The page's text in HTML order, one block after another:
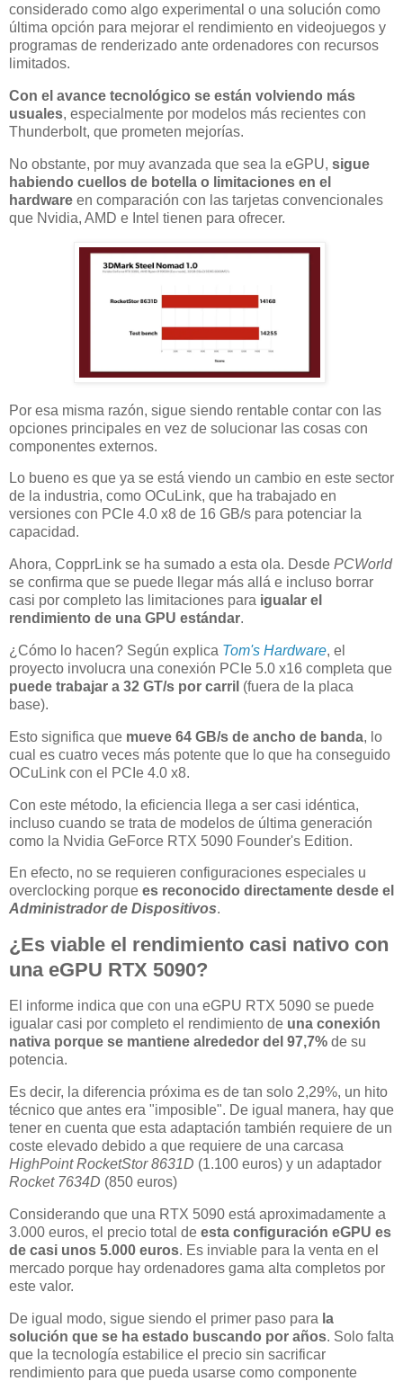
considerado como algo experimental o una solución como
última opción para mejorar el rendimiento en videojuegos y
programas de renderizado ante ordenadores con recursos
limitados.
Con el avance tecnológico se están volviendo más
usuales, especialmente por modelos más recientes con
Thunderbolt, que prometen mejorías.
No obstante, por muy avanzada que sea la eGPU, sigue
habiendo cuellos de botella o limitaciones en el
hardware en comparación con las tarjetas convencionales
que Nvidia, AMD e Intel tienen para ofrecer.
Por esa misma razón, sigue siendo rentable contar con las
opciones principales en vez de solucionar las cosas con
componentes externos.
Lo bueno es que ya se está viendo un cambio en este sector
de la industria, como OCuLink, que ha trabajado en
versiones con PCIe 4.0 x8 de 16 GB/s para potenciar la
capacidad.
Ahora, CopprLink se ha sumado a esta ola. Desde PCWorld
se confirma que se puede llegar más allá e incluso borrar
casi por completo las limitaciones para igualar el
rendimiento de una GPU estándar.
¿Cómo lo hacen? Según explica Tom's Hardware, el
proyecto involucra una conexión PCIe 5.0 x16 completa que
puede trabajar a 32 GT/s por carril (fuera de la placa
base).
Esto significa que mueve 64 GB/s de ancho de banda, lo
cual es cuatro veces más potente que lo que ha conseguido
OCuLink con el PCIe 4.0 x8.
Con este método, la eficiencia llega a ser casi idéntica,
incluso cuando se trata de modelos de última generación
como la Nvidia GeForce RTX 5090 Founder's Edition.
En efecto, no se requieren configuraciones especiales u
overclocking porque es reconocido directamente desde el
Administrador de Dispositivos.
¿Es viable el rendimiento casi nativo con
una eGPU RTX 5090?
El informe indica que con una eGPU RTX 5090 se puede
igualar casi por completo el rendimiento de una conexión
nativa porque se mantiene alrededor del 97,7% de su
potencia.
Es decir, la diferencia próxima es de tan solo 2,29%, un hito
técnico que antes era "imposible". De igual manera, hay que
tener en cuenta que esta adaptación también requiere de un
coste elevado debido a que requiere de una carcasa
HighPoint RocketStor 8631D (1.100 euros) y un adaptador
Rocket 7634D (850 euros)
Considerando que una RTX 5090 está aproximadamente a
3.000 euros, el precio total de esta configuración eGPU es
de casi unos 5.000 euros. Es inviable para la venta en el
mercado porque hay ordenadores gama alta completos por
este valor.
De igual modo, sigue siendo el primer paso para la
solución que se ha estado buscando por años. Solo falta
que la tecnología estabilice el precio sin sacrificar
rendimiento para que pueda usarse como componente